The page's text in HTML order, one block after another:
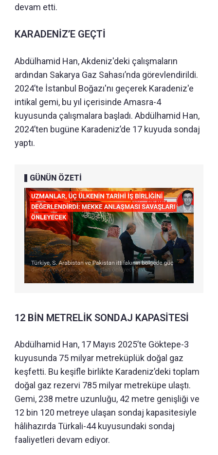
devam etti.
KARADENİZ’E GEÇTİ
Abdülhamid Han, Akdeniz'deki çalışmaların
ardından Sakarya Gaz Sahası’nda görevlendirildi.
2024’te İstanbul Boğazı'nı geçerek Karadeniz'e
intikal gemi, bu yıl içerisinde Amasra-4
kuyusunda çalışmalara başladı. Abdülhamid Han,
2024’ten bugüne Karadeniz’de 17 kuyuda sondaj
yaptı.
GÜNÜN ÖZETİ
12 BİN METRELİK SONDAJ KAPASİTESİ
Abdülhamid Han, 17 Mayıs 2025’te Göktepe-3
kuyusunda 75 milyar metreküplük doğal gaz
keşfetti. Bu keşifle birlikte Karadeniz’deki toplam
doğal gaz rezervi 785 milyar metreküpe ulaştı.
Gemi, 238 metre uzunluğu, 42 metre genişliği ve
12 bin 120 metreye ulaşan sondaj kapasitesiyle
hâlihazırda Türkali-44 kuyusundaki sondaj
faaliyetleri devam ediyor.